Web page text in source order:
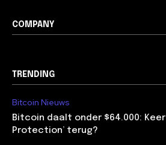
COMPANY
TRENDING
Bitcoin Nieuws
Bitcoin daalt onder $64.000:
Protection’ terug?